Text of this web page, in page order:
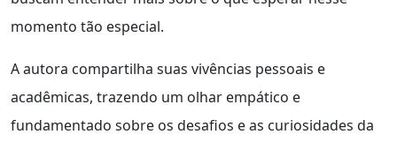
momento tão especial.
A autora compartilha suas vivências pessoais e
acadêmicas, trazendo um olhar empático e
fundamentado sobre os desafios e as curiosidades da